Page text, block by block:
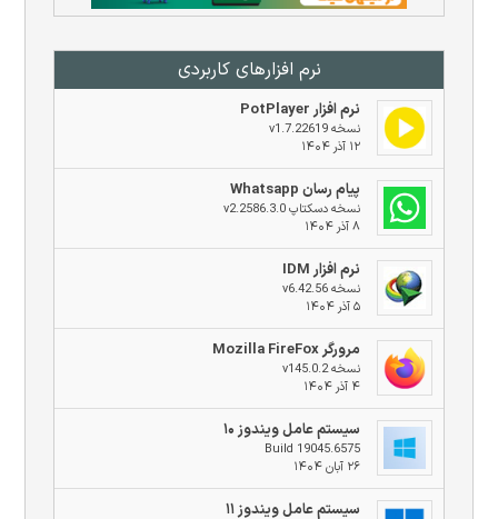
نرم افزار‌های کاربردی
نرم افزار PotPlayer
نسخه v1.7.22619
۱۲ آذر ۱۴۰۴
پیام رسان Whatsapp
نسخه دسکتاپ v2.2586.3.0
۸ آذر ۱۴۰۴
نرم افزار IDM
نسخه v6.42.56
۵ آذر ۱۴۰۴
مرورگر Mozilla FireFox
نسخه v145.0.2
۴ آذر ۱۴۰۴
سیستم عامل ویندوز ۱۰
Build 19045.6575
۲۶ آبان ۱۴۰۴
سیستم عامل ویندوز ۱۱